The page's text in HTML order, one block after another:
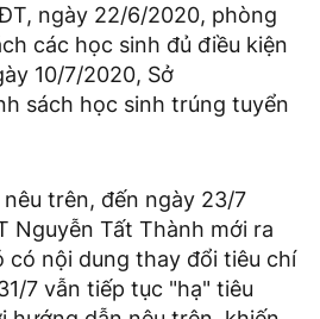
ngày 22/6/2020, phòng
các học sinh đủ điều kiện
10/7/2020, Sở
sách học sinh trúng tuyển
trên, đến ngày 23/7
Nguyễn Tất Thành mới ra
nội dung thay đổi tiêu chí
7 vẫn tiếp tục "hạ" tiêu